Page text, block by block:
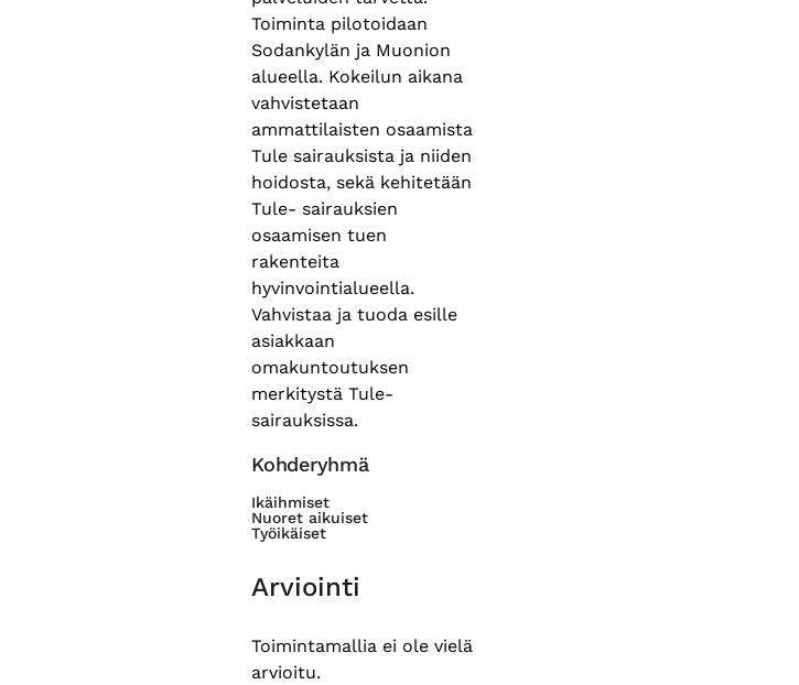
Toiminta pilotoidaan
Sodankylän ja Muonion
alueella. Kokeilun aikana
vahvistetaan
ammattilaisten osaamista
Tule sairauksista ja niiden
hoidosta, sekä kehitetään
Tule- sairauksien
osaamisen tuen
rakenteita
hyvinvointialueella.
Vahvistaa ja tuoda esille
asiakkaan
omakuntoutuksen
merkitystä Tule-
sairauksissa.
Kohderyhmä
Ikäihmiset
Nuoret aikuiset
Työikäiset
Arviointi
Toimintamallia ei ole vielä
arvioitu.